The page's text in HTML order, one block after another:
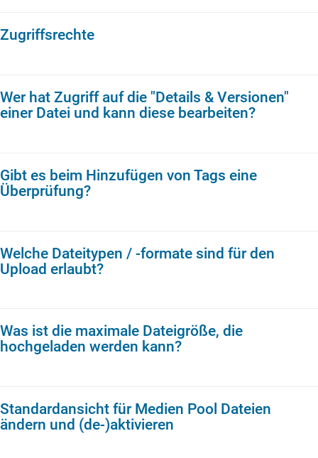
Zugriffsrechte
Wer hat Zugriff auf die "Details & Versionen"
einer Datei und kann diese bearbeiten?
Gibt es beim Hinzufügen von Tags eine
Überprüfung?
Welche Dateitypen / -formate sind für den
Upload erlaubt?
Was ist die maximale Dateigröße, die
hochgeladen werden kann?
Standardansicht für Medien Pool Dateien
ändern und (de-)aktivieren